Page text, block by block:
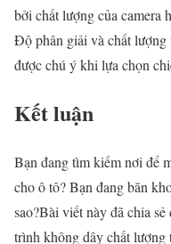
bởi chất lượng của camera
Độ phân giải và chất lượng
được chú ý khi lựa chọn
Kết luận
Bạn đang tìm kiếm nơi để
cho ô tô? Bạn đang băn
sao?Bài viết này đã chia
trình không dây chất lượng